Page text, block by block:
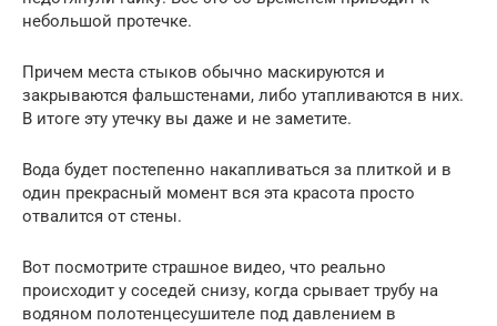
небольшой протечке.
Причем места стыков обычно маскируются и
закрываются фальшстенами, либо утапливаются в них.
В итоге эту утечку вы даже и не заметите.
Вода будет постепенно накапливаться за плиткой и в
один прекрасный момент вся эта красота просто
отвалится от стены.
Вот посмотрите страшное видео, что реально
происходит у соседей снизу, когда срывает трубу на
водяном полотенцесушителе под давлением в